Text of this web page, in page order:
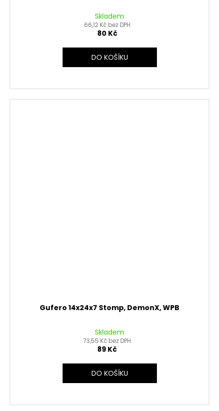
Skladem
66,12 Kč bez DPH
80 Kč
DO KOŠÍKU
Gufero 14x24x7 Stomp, DemonX, WPB
Skladem
73,55 Kč bez DPH
89 Kč
DO KOŠÍKU